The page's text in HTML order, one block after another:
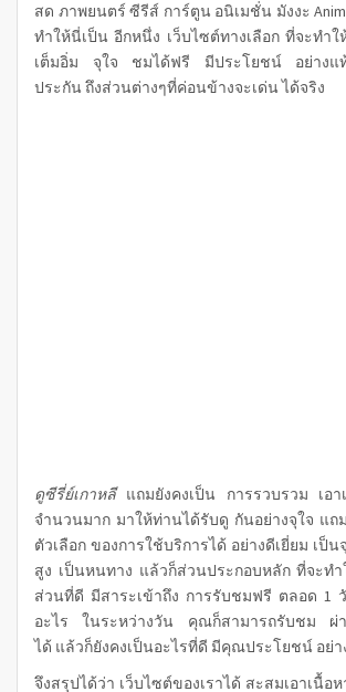
สด ภาพยนตร์ ซีรีส์ การ์ตูน อนิเมชั่น มังงะ
ทำให้นี่เป็น อีกหนึ่ง เว็บไซต์ทางเลือก ที่จะทำ
เต็มอิ่ม จุใจ ชมได้ฟรี มีประโยชน์ อย่างแ
ประกัน ถึงส่วนต่างๆที่ค่อนข้างจะเด่น ได้จริง
ดูซีรี่ย์เกาหลีแถมยังคงเป็น การรวบรวม เอาเ
จำนวนมาก มาให้ท่านได้รับดู กันอย่างจุใจ แถ
ตัวเลือก ของการใช้บริการได้ อย่างดีเยี่ยม เป็
สูง เป็นหนทาง แล้วก็ส่วนประกอบหลัก ที่จะท
ส่วนที่ดี มีสาระเข้าถึง การรับชมฟรี ตลอด 1
อะไร ในระหว่างวัน คุณก็สามารถรับชม ผ่า
ได้ แล้วก็ยังคงเป็นอะไรที่ดี มีคุณประโยชน์ อย่า
จึงสรุปได้ว่า เว็บไซต์ของเราได้ สะสมเอาเนื้อ